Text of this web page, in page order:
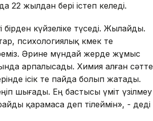
22 жылдан бері істеп келеді.
бірден күйзеліке түседі. Жылайды.
психологиялық көмек те
Әрине мүндай жерде жұмыс
арпалысады. Химия алған сәтте
ісік те пайда болып жатады.
шығады. Ең бастысы үміт үзілмеу
қарамаса деп тілеймін», - деді